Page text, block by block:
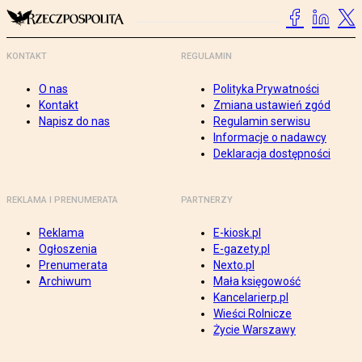
KONTAKT
O nas
Kontakt
Napisz do nas
REGULAMIN
Polityka Prywatności
Zmiana ustawień zgód
Regulamin serwisu
Informacje o nadawcy
Deklaracja dostępności
REKLAMA I PRENUMERATA
Reklama
Ogłoszenia
Prenumerata
Archiwum
PARTNERZY
E-kiosk.pl
E-gazety.pl
Nexto.pl
Mała księgowość
Kancelarierp.pl
Wieści Rolnicze
Życie Warszawy